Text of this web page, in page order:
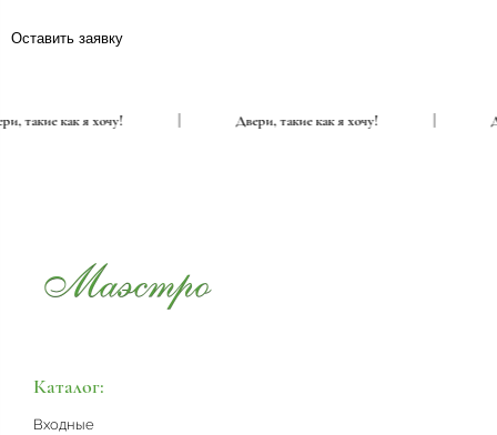
Оставить заявку
Двери, такие как я хочу! Двери, такие как я хочу!
Каталог:
Входные